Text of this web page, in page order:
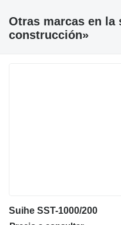
Otras marcas en la
construcción»
Suihe SST-1000/200